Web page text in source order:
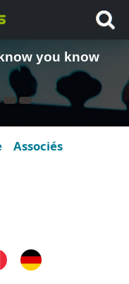
you know
Associés